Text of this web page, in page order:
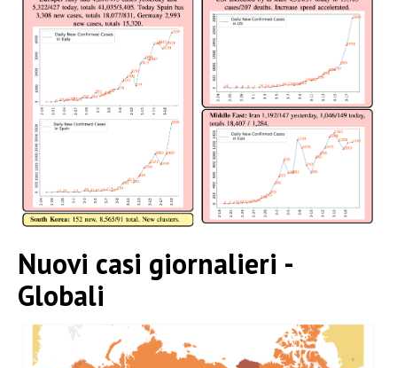
Nuovi casi giornalieri -
Globali